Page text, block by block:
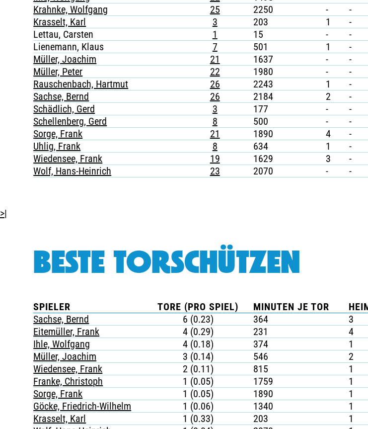
Krahnke, Wolfgang
25 2250 - -
Krasselt, Karl
3 203 1 -
Lettau, Carsten
1 15 - -
Lienemann, Klaus
7 501 1 -
Müller, Joachim
21 1637 - -
Müller, Peter
22 1980 - -
Rauschenbach, Hartmut
26 2243 1 -
Sachse, Bernd
26 2184 2 -
Schädlich, Gerd
3 177 - -
Schellenberg, Gerd
8 500 - -
Sorge, Frank
21 1890 4 -
Uhlig, Frank
8 634 1 -
Wiedensee, Frank
19 1629 3 -
Wolf, Hans-Heinrich
23 2070 - -
>|
BESTE TORSCHÜTZEN
SPIELER TORE (PRO SPIEL) MINUTEN JE TOR
Sachse, Bernd
6 (0.23) 364 3
Eitemüller, Frank
4 (0.29) 231 4
Ihle, Wolfgang
4 (0.18) 374 1
Müller, Joachim
3 (0.14) 546 2
Wiedensee, Frank
2 (0.11) 815 1
Franke, Christoph
1 (0.05) 1759 1
Sorge, Frank
1 (0.05) 1890 1
Göcke, Friedrich-Wilhelm
1 (0.06) 1340 1
Krasselt, Karl
1 (0.33) 203 1